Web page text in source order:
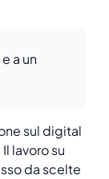
a un
sul digital
lavoro su
da scelte